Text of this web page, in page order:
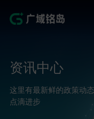
解决方案
案例中心
资讯中心
这里有最新鲜的政策动
点滴进步